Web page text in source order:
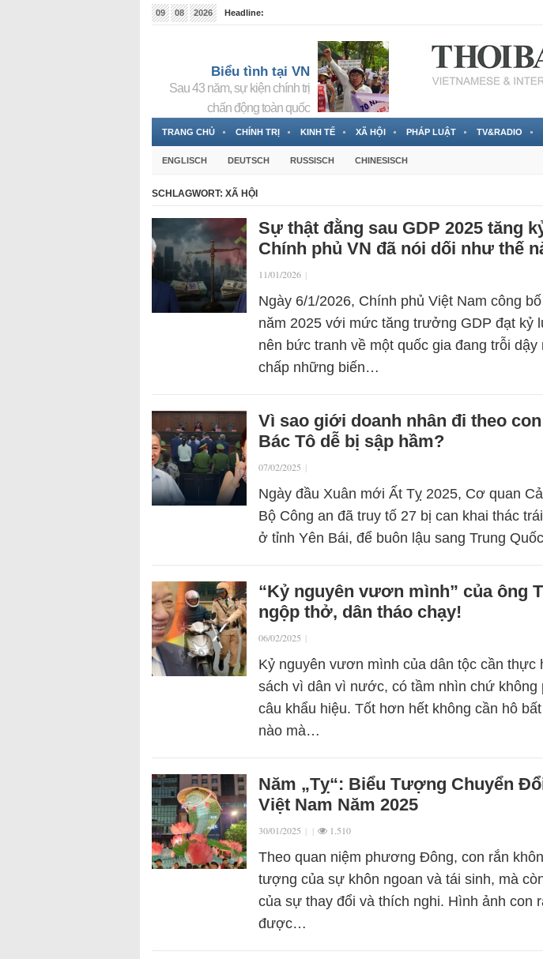
09 08 2026
Headline:
Biểu tình tại VN
Sau 43 năm, sự kiện chính trị
chấn động toàn quốc
TRANG CHỦ CHÍNH TRỊ KINH TẾ XÃ HỘI PHÁP LUẬT TV&RADIO
ENGLISCH DEUTSCH RUSSISCH CHINESISCH
SCHLAGWORT: XÃ HỘI
Sự thật đằng sau GDP 2025 tăng
Chính phủ VN đã nói dối như thế
11/01/2026 |
Ngày 6/1/2026, Chính phủ Việt Nam công
năm 2025 với mức tăng trưởng GDP đạt kỷ
nên bức tranh về một quốc gia đang trỗi dậy
chấp những biến…
Vì sao giới doanh nhân đi theo
Bác Tô dễ bị sập hầm?
07/02/2025 |
Ngày đầu Xuân mới Ất Tỵ 2025, Cơ quan
Bộ Công an đã truy tố 27 bị can khai thác
ở tỉnh Yên Bái, để buôn lậu sang Trung
“Kỷ nguyên vươn mình” của ông
ngộp thở, dân tháo chạy!
06/02/2025 |
Kỷ nguyên vươn mình của dân tộc cần thực
sách vì dân vì nước, có tầm nhìn chứ không
câu khẩu hiệu. Tốt hơn hết không cần hô
nào mà…
Năm „Tỵ“: Biểu Tượng Chuyển
Việt Nam Năm 2025
30/01/2025 | | 1.510
Theo quan niệm phương Đông, con rắn
tượng của sự khôn ngoan và tái sinh, mà
của sự thay đổi và thích nghi. Hình ảnh con
được…